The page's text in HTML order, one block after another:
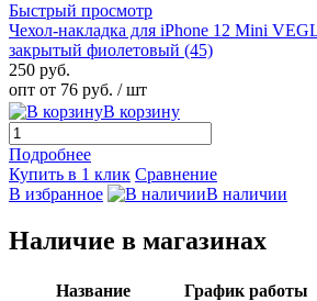
Быстрый просмотр
Чехол-накладка для iPhone 12 Mini
закрытый фиолетовый (45)
250 руб.
опт от 76 руб. / шт
В корзину
Подробнее
Купить в 1 клик Сравнение
В избранное
В наличии
Наличие в магазинах
Название График работы